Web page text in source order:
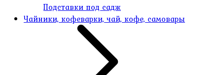
Подставки под садж
Чайники, кофеварки, чай, кофе, самовары